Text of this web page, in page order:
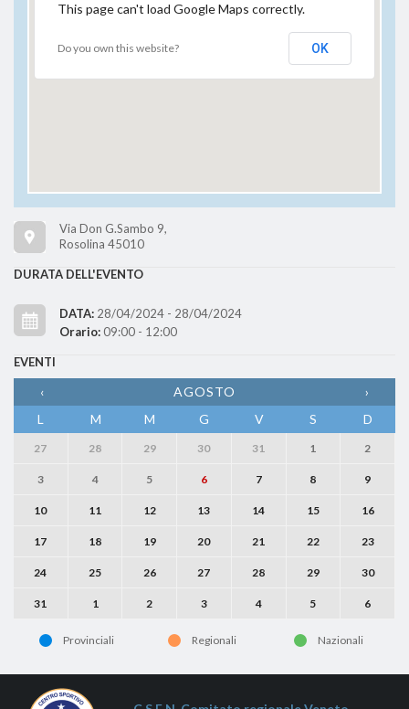
This page can't load Google Maps correctly.
Do you own this website? OK
Via Don G.Sambo 9,
Rosolina 45010
DURATA DELL'EVENTO
DATA: 28/04/2024 - 28/04/2024
Orario: 09:00 - 12:00
EVENTI
‹ AGOSTO
›
L
M M G V S D
27 28 29 30 31 1 2
3 4 5 6 7 8 9
10 11 12 13 14 15 16
17 18 19 20 21 22 23
24 25 26 27 28 29 30
31 1 2 3 4 5 6
Provinciali Regionali Nazionali